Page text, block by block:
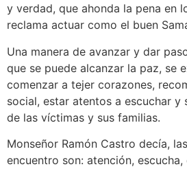
y verdad, que ahonda la pena en
reclama actuar como el buen
Una manera de avanzar y dar
que se puede alcanzar la paz, se
comenzar a tejer corazones,
social, estar atentos a escuchar y
de las víctimas y sus familias.
Monseñor Ramón Castro decía,
encuentro son: atención,